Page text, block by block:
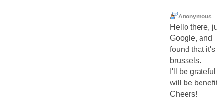
Anonymous
Hello there,
Google, and
found that
brussels.
I'll be
will be
Cheers!